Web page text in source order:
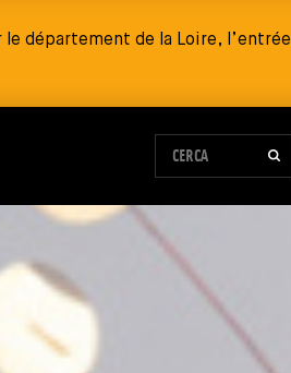
département de la Loire,
MODULO DI RICERCA